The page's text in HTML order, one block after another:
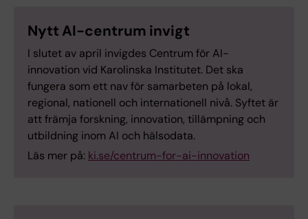
Nytt AI-centrum invigt
I slutet av april invigdes Centrum för AI-
innovation vid Karolinska Institutet. Det ska
fungera som ett nav för samarbeten på lokal,
regional, nationell och internationell nivå. Syftet är
att främja forskning, innovation, tillämpning och
utbildning inom AI och hälsodata.
Läs mer på: ki.se/centrum-for-ai-innovation